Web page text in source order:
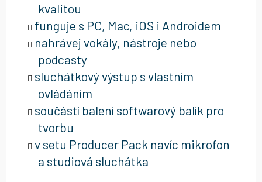
kvalitou
funguje s PC, Mac, iOS i Androidem
nahrávej vokály, nástroje nebo
podcasty
sluchátkový výstup s vlastním
ovládáním
součástí balení softwarový balík pro
tvorbu
v setu Producer Pack navíc mikrofon
a studiová sluchátka